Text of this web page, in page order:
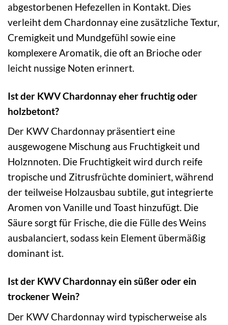
abgestorbenen Hefezellen in Kontakt. Dies
verleiht dem Chardonnay eine zusätzliche Textur,
Cremigkeit und Mundgefühl sowie eine
komplexere Aromatik, die oft an Brioche oder
leicht nussige Noten erinnert.
Ist der KWV Chardonnay eher fruchtig oder
holzbetont?
Der KWV Chardonnay präsentiert eine
ausgewogene Mischung aus Fruchtigkeit und
Holznnoten. Die Fruchtigkeit wird durch reife
tropische und Zitrusfrüchte dominiert, während
der teilweise Holzausbau subtile, gut integrierte
Aromen von Vanille und Toast hinzufügt. Die
Säure sorgt für Frische, die die Fülle des Weins
ausbalanciert, sodass kein Element übermäßig
dominant ist.
Ist der KWV Chardonnay ein süßer oder ein
trockener Wein?
Der KWV Chardonnay wird typischerweise als